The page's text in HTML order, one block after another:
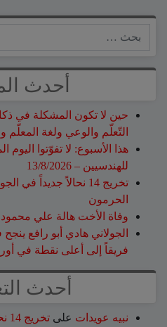
أحدث
حين لا تكون المشكلة في
التّعلّم والوعي ولغة المعلّم
هذا الأسبوع: لا تفوّتوا
للهندسيين – 13/8/2026
تخريج 14 نحالاً جديداً
الحرمون
وفاة الأخت هالة علي
الجولاني هادي أبو رافع
فريقاً إلى أعلى نقطة في
أحدث
نبيه عويدات على